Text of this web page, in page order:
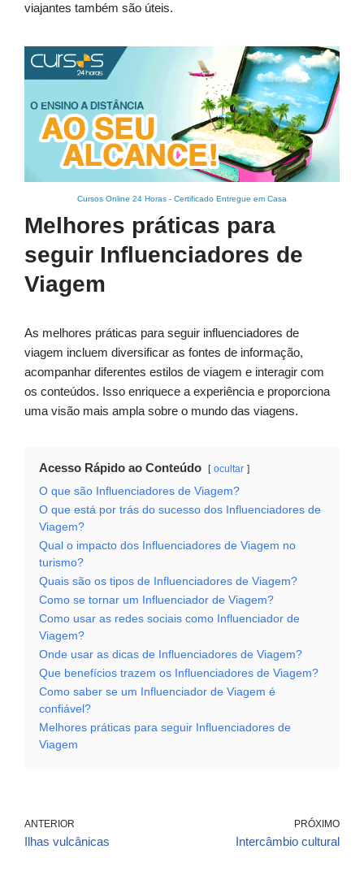
viajantes também são úteis.
Cursos Online 24 Horas - Certificado Entregue em Casa
Melhores práticas para
seguir Influenciadores de
Viagem
As melhores práticas para seguir influenciadores de
viagem incluem diversificar as fontes de informação,
acompanhar diferentes estilos de viagem e interagir com
os conteúdos. Isso enriquece a experiência e proporciona
uma visão mais ampla sobre o mundo das viagens.
Acesso Rápido ao Conteúdo ocultar
O que são Influenciadores de Viagem?
O que está por trás do sucesso dos Influenciadores de
Viagem?
Qual o impacto dos Influenciadores de Viagem no
turismo?
Quais são os tipos de Influenciadores de Viagem?
Como se tornar um Influenciador de Viagem?
Como usar as redes sociais como Influenciador de
Viagem?
Onde usar as dicas de Influenciadores de Viagem?
Que benefícios trazem os Influenciadores de Viagem?
Como saber se um Influenciador de Viagem é
confiável?
Melhores práticas para seguir Influenciadores de
Viagem
ANTERIOR
Ilhas vulcânicas
PRÓXIMO
Intercâmbio cultural